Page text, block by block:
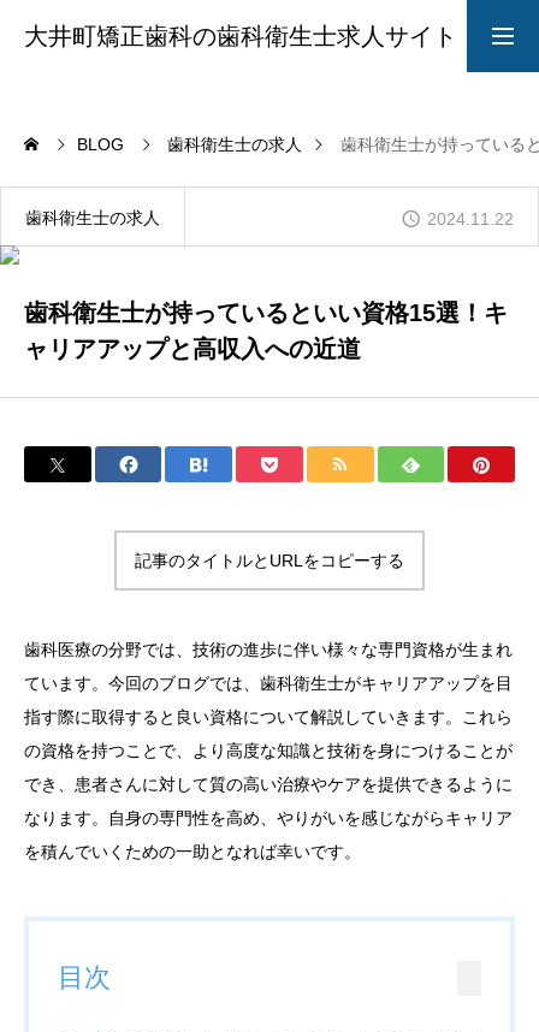
大井町矯正歯科の歯科衛生士求人サイト
院長からのメッセージ
CAREER
BLOG 歯科衛生士の求人 歯科衛生士が持っている
歯科衛生士の求人 2024.11.22
歯科衛生士が持っているといい資格15選！キ
ャリアアップと高収入への近道
記事のタイトルとURLをコピーする
歯科医療の分野では、技術の進歩に伴い様々な専門資格が生まれ
ています。今回のブログでは、歯科衛生士がキャリアアップを目
指す際に取得すると良い資格について解説していきます。これら
の資格を持つことで、より高度な知識と技術を身につけることが
でき、患者さんに対して質の高い治療やケアを提供できるように
なります。自身の専門性を高め、やりがいを感じながらキャリア
を積んでいくための一助となれば幸いです。
目次